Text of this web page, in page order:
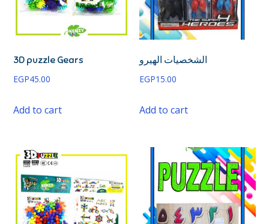
3D puzzle Gears
EGP45.00
Add to cart
الشخصيات الهيرو
EGP15.00
Add to cart